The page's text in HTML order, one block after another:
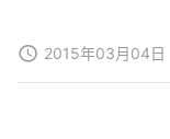
2015年03月04日